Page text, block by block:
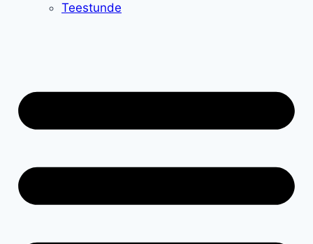
Teestunde